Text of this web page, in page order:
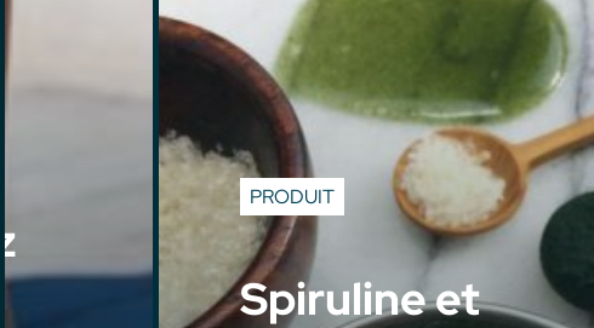
PRODUIT
Spiruline et